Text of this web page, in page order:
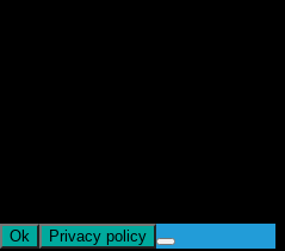
Ok Privacy policy